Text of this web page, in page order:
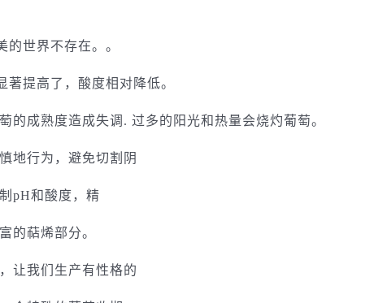
世界不存在。。
提高了，酸度相对降低。
的成熟度造成失调. 过多的阳光和热量会烧灼葡萄。
地行为，避免切割阴
pH和酸度，精
的萜烯部分。
让我们生产有性格的